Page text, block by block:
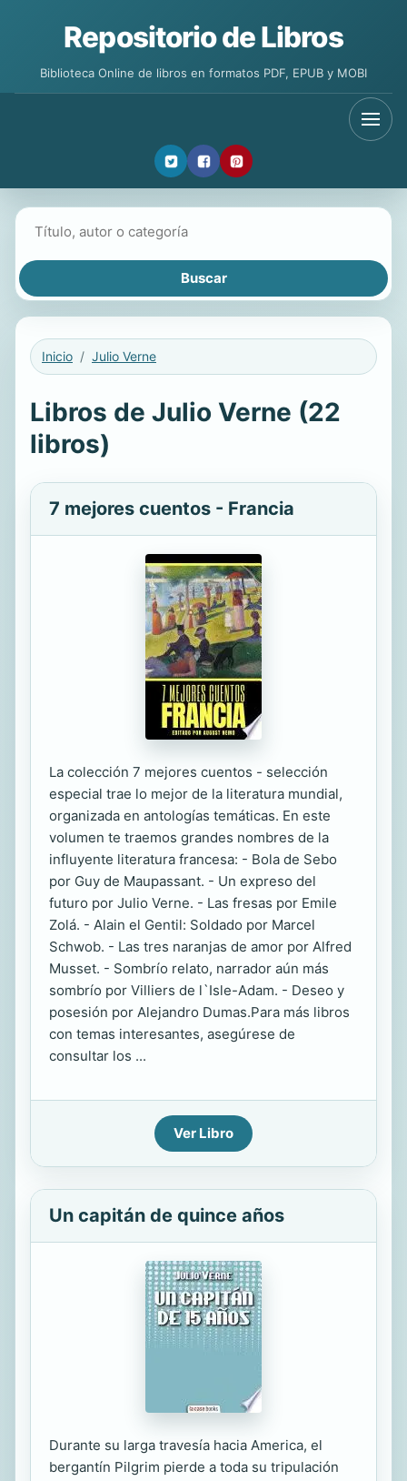
Repositorio de Libros
Biblioteca Online de libros en formatos PDF, EPUB y MOBI
Inicio Julio Verne
Libros de Julio Verne (22
libros)
7 mejores cuentos - Francia
La colección 7 mejores cuentos - selección
especial trae lo mejor de la literatura mundial,
organizada en antologías temáticas. En este
volumen te traemos grandes nombres de la
influyente literatura francesa: - Bola de Sebo
por Guy de Maupassant. - Un expreso del
futuro por Julio Verne. - Las fresas por Emile
Zolá. - Alain el Gentil: Soldado por Marcel
Schwob. - Las tres naranjas de amor por Alfred
Musset. - Sombrío relato, narrador aún más
sombrío por Villiers de l`Isle-Adam. - Deseo y
posesión por Alejandro Dumas.Para más libros
con temas interesantes, asegúrese de
consultar los ...
Ver Libro
Un capitán de quince años
Durante su larga travesía hacia America, el
bergantín Pilgrim pierde a toda su tripulación